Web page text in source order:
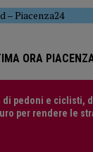
–Piacenza24
ORA
di pedoni e ciclisti,
per rendere le